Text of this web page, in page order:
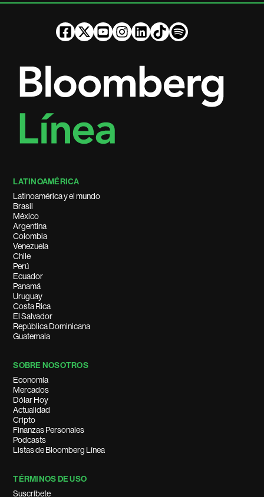
LATINOAMÉRICA
Latinoamérica y el mundo
Brasil
México
Argentina
Colombia
Venezuela
Chile
Perú
Ecuador
Panamá
Uruguay
Costa Rica
El Salvador
República Dominicana
Guatemala
SOBRE NOSOTROS
Economía
Mercados
Dólar Hoy
Actualidad
Cripto
Finanzas Personales
Podcasts
Listas de Bloomberg Línea
TÉRMINOS DE USO
Suscríbete